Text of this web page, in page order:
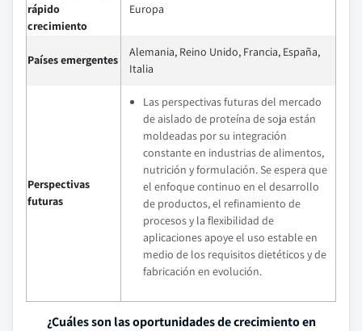
rápido
crecimiento
Europa
Países emergentes
Alemania, Reino Unido, Francia, España,
Italia
Perspectivas
futuras
Las perspectivas futuras del mercado
de aislado de proteína de soja están
moldeadas por su integración
constante en industrias de alimentos,
nutrición y formulación. Se espera que
el enfoque continuo en el desarrollo
de productos, el refinamiento de
procesos y la flexibilidad de
aplicaciones apoye el uso estable en
medio de los requisitos dietéticos y de
fabricación en evolución.
¿Cuáles son las oportunidades de crecimiento en